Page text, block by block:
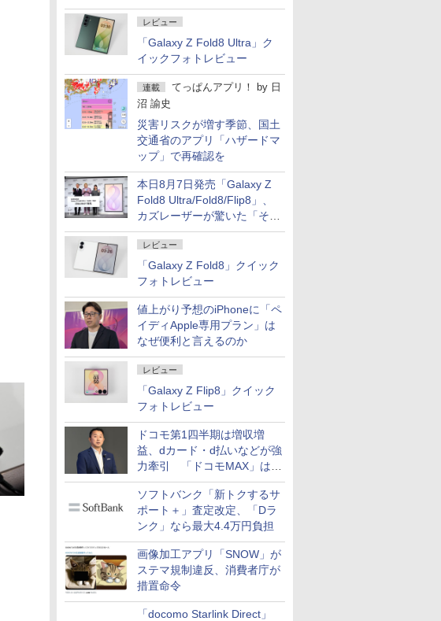
ど注目機種の特徴は
レビュー
「Galaxy Z Fold8 Ultra」ク
イックフォトレビュー
連載 てっぱんアプリ！ by 日
沼 諭史
災害リスクが増す季節、国土
交通省のアプリ「ハザードマ
ップ」で再確認を
本日8月7日発売「Galaxy Z
Fold8 Ultra/Fold8/Flip8」、
カズレーザーが驚いた「そば
屋のメニュー並みの薄さ」
レビュー
「Galaxy Z Fold8」クイック
フォトレビュー
値上がり予想のiPhoneに「ペ
イディApple専用プラン」は
なぜ便利と言えるのか
レビュー
「Galaxy Z Flip8」クイック
フォトレビュー
ドコモ第1四半期は増収増
益、dカード・d払いなどが強
力牽引 「ドコモMAX」は
400万契約突破
ソフトバンク「新トクするサ
ポート＋」査定改定、「Dラ
ンク」なら最大4.4万円負担
画像加工アプリ「SNOW」が
ステマ規制違反、消費者庁が
措置命令
「docomo Starlink Direct」